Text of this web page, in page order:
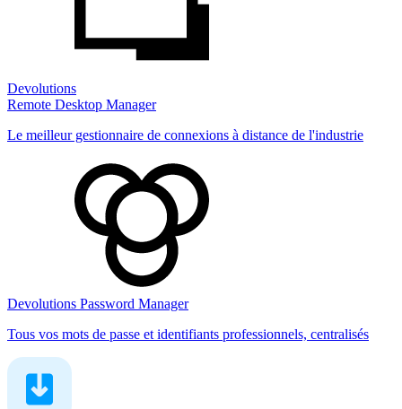
Devolutions
Remote Desktop Manager
Le meilleur gestionnaire de connexions à distance de l'industrie
Devolutions Password Manager
Tous vos mots de passe et identifiants professionnels, centralisés